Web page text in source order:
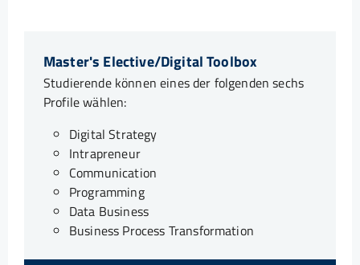
Master's Elective/Digital Toolbox
Studierende können eines der folgenden sechs
Profile wählen:
Digital Strategy
Intrapreneur
Communication
Programming
Data Business
Business Process Transformation